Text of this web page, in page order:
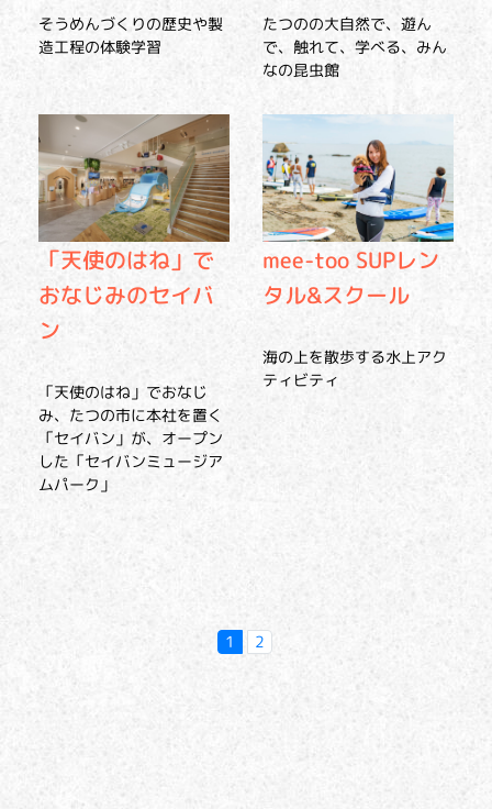
そうめんづくりの歴史や製
造工程の体験学習
たつのの大自然で、遊ん
で、触れて、学べる、みん
なの昆虫館
「天使のはね」で
おなじみのセイバ
ン
「天使のはね」でおなじ
み、たつの市に本社を置く
「セイバン」が、オープン
した「セイバンミュージア
ムパーク」
mee-too SUPレン
タル&スクール
海の上を散歩する水上アク
ティビティ
1 2